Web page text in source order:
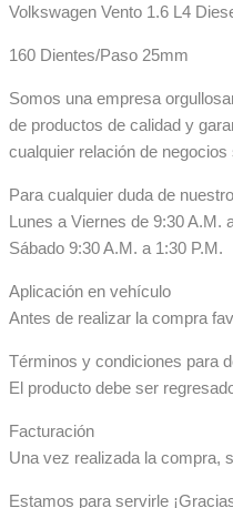
Volkswagen Vento 1.6 L4
160 Dientes/Paso 25mm
Somos una empresa
de productos de calidad y
cualquier relación de negocios
Para cualquier duda de
Lunes a Viernes de 9:30 A.M.
Sábado 9:30 A.M. a 1:30 P.M.
Aplicación en vehículo
Antes de realizar la compra
Términos y condiciones para
El producto debe ser
Facturación
Una vez realizada la compra,
Estamos para servirle